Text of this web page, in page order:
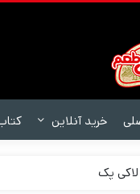
خرید آنلاین
لاکی پک